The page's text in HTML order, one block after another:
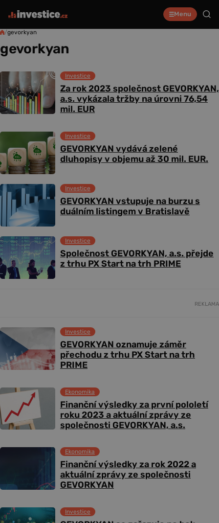
Menu
/gevorkyan
gevorkyan
Za rok 2023 společnost GEVORKYAN,
a.s. vykázala tržby na úrovni 76,54
mil. EUR
Investice
GEVORKYAN vydává zelené
dluhopisy v objemu až 30 mil. EUR.
Investice
GEVORKYAN vstupuje na burzu s
duálním listingem v Bratislavě
Investice
Společnost GEVORKYAN, a.s. přejde
z trhu PX Start na trh PRIME
Investice
REKLAMA
GEVORKYAN oznamuje záměr
přechodu z trhu PX Start na trh
PRIME
Investice
Finanční výsledky za první pololetí
roku 2023 a aktuální zprávy ze
společnosti GEVORKYAN, a.s.
Ekonomika
Finanční výsledky za rok 2022 a
aktuální zprávy ze společnosti
GEVORKYAN
Ekonomika
Investice